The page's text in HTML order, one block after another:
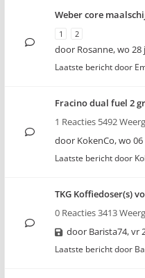
Weber core
1 2
door Rosanne,wo 28
Laatste bericht door
Fracino dual fuel 2
1 Reacties 5492
door KokenCo,wo 06
Laatste bericht door
TKG Koffiedoser(s)
0 Reacties 3413
door Barista74,vr
Laatste bericht door